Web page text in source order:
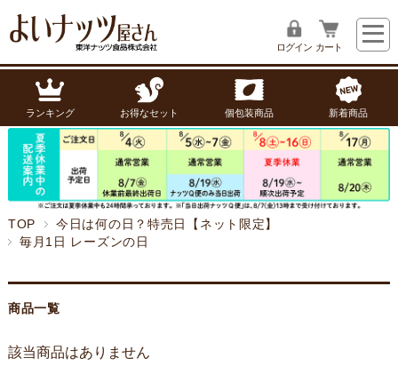
ログイン カート
ランキング お得なセット 個包装商品 新着商品
TOP
今日は何の日？特売日【ネット限定】
毎月1日 レーズンの日
商品一覧
該当商品はありません